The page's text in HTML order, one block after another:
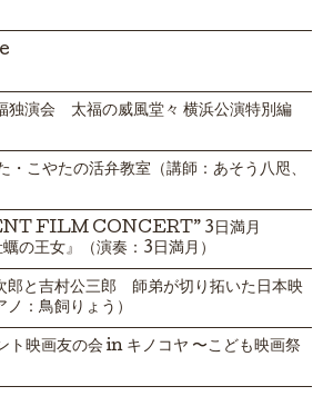
独演会 太福の威風堂々 横浜公演特別編
こやたの活弁教室（講師：あそう八咫、
FILM CONCERT” 3日満月
王女』（演奏：3日満月）
郎と吉村公三郎 師弟が切り拓いた日本映
：鳥飼りょう）
ト映画友の会 in キノコヤ 〜こども映画祭